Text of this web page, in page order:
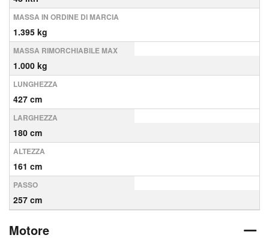
MASSA IN ORDINE DI MARCIA
1.395 kg
MASSA RIMORCHIABILE MAX
1.000 kg
LUNGHEZZA
427 cm
LARGHEZZA
180 cm
ALTEZZA
161 cm
PASSO
257 cm
Motore